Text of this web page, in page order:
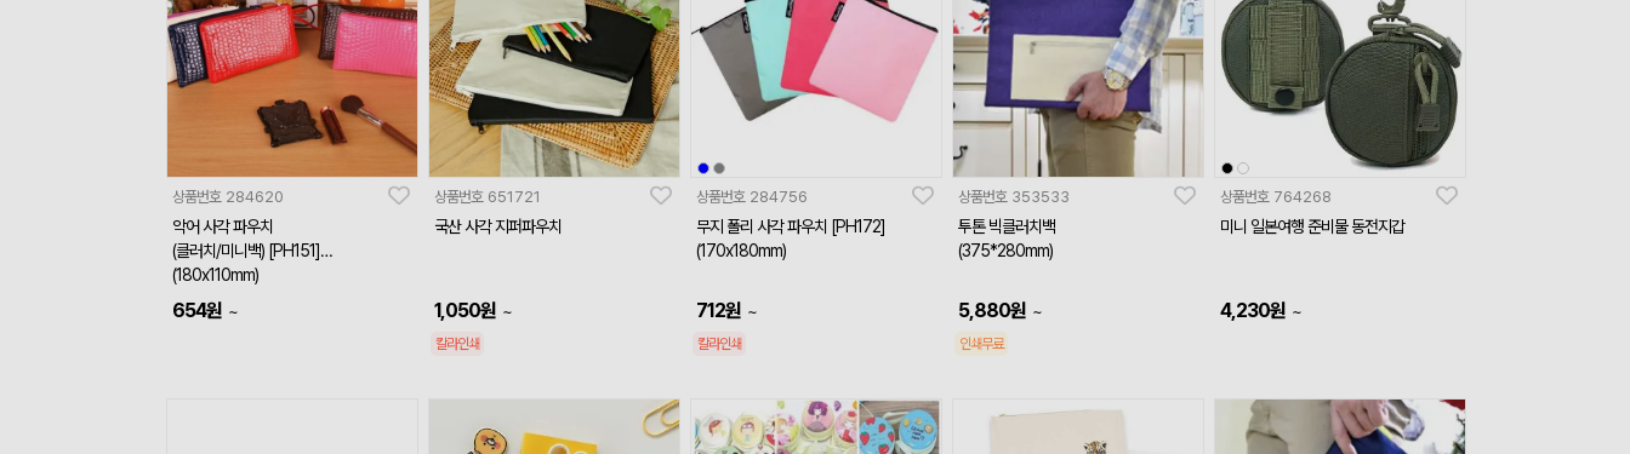
상품번호 284620
악어 사각 파우치
(클러치/미니백) [PH151]
(180x110mm)
654원 ~
상품번호 651721
국산 사각 지퍼파우치
1,050원 ~
칼라인쇄
상품번호 284756
무지 폴리 사각 파우치 [PH172]
(170x180mm)
712원 ~
칼라인쇄
상품번호 353533
투톤 빅클러치백
(375*280mm)
5,880원 ~
인쇄무료
상품번호 764268
미니 일본여행 준비물 동전지갑
4,230원 ~